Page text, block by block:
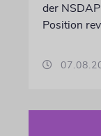
der
Position